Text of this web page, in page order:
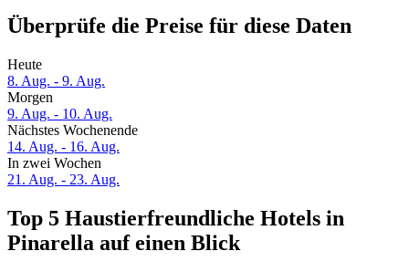
Überprüfe die Preise für diese Daten
Heute
8. Aug. - 9. Aug.
Morgen
9. Aug. - 10. Aug.
Nächstes Wochenende
14. Aug. - 16. Aug.
In zwei Wochen
21. Aug. - 23. Aug.
Top 5 Haustierfreundliche Hotels in
Pinarella auf einen Blick